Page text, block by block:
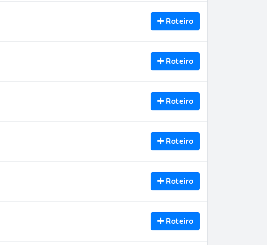
Roteiro
Roteiro
Roteiro
Roteiro
Roteiro
Roteiro